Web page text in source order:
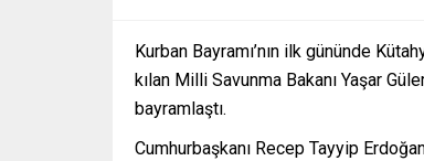
Kurban Bayramı’nın ilk gününde
kılan Milli Savunma Bakanı Yaşar
bayramlaştı.
Cumhurbaşkanı Recep Tayyip